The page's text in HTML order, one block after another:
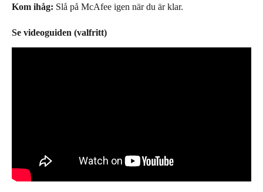
Kom ihåg: Slå på McAfee igen när du är klar.
Se videoguiden (valfritt)